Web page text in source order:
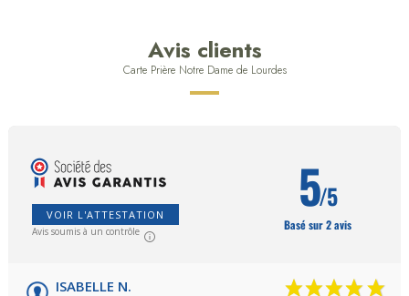
Avis clients
Carte Prière Notre Dame de Lourdes
VOIR L'ATTESTATION
Avis soumis à un contrôle
5/5
Basé sur 2 avis
ISABELLE N.